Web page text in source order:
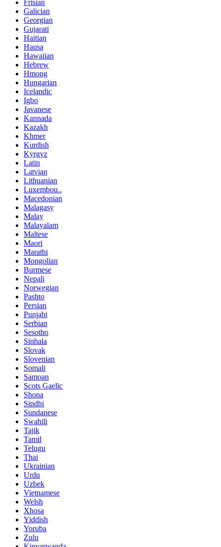
Frisian
Galician
Georgian
Gujarati
Haitian
Hausa
Hawaiian
Hebrew
Hmong
Hungarian
Icelandic
Igbo
Javanese
Kannada
Kazakh
Khmer
Kurdish
Kyrgyz
Latin
Latvian
Lithuanian
Luxembou..
Macedonian
Malagasy
Malay
Malayalam
Maltese
Maori
Marathi
Mongolian
Burmese
Nepali
Norwegian
Pashto
Persian
Punjabi
Serbian
Sesotho
Sinhala
Slovak
Slovenian
Somali
Samoan
Scots Gaelic
Shona
Sindhi
Sundanese
Swahili
Tajik
Tamil
Telugu
Thai
Ukrainian
Urdu
Uzbek
Vietnamese
Welsh
Xhosa
Yiddish
Yoruba
Zulu